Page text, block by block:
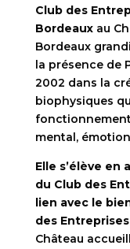
Club des
Bordeauxau
Bordeaux
la présence de
2002 dans la
biophysiques
mental,
Elle s’élève
du Club des
lien avec le
des Entreprises
Château